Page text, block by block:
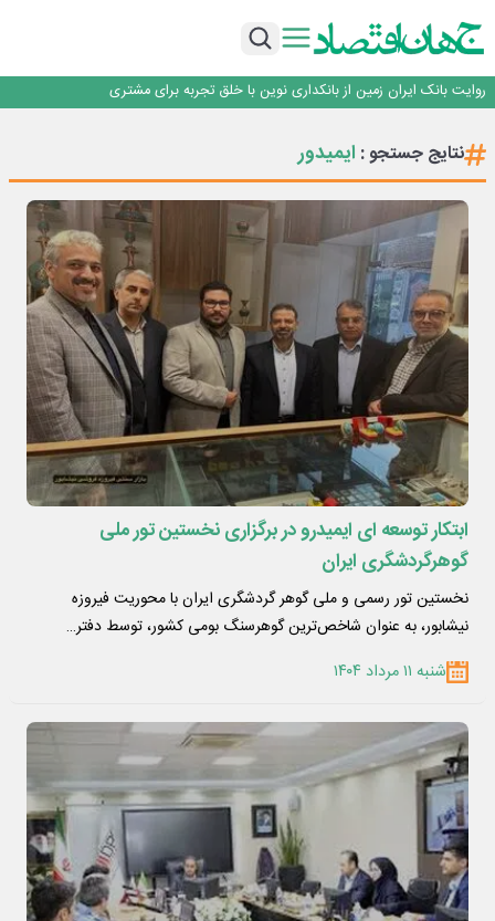
اجرای برنامه تحول بانک با تمرکز بر منابع پایدار، درآمدهای کارمزدی و بازسازی اعتماد
داد
روایت بانک ایران زمین از بانکداری نوین با خلق تجربه برای مشتری
سرپرست اداره کل روابط عمومی بیمه مرکزی منصوب شد
اجرای برنامه تحول بانک با تمرکز بر منابع پایدار، درآمدهای کارمزدی و بازسازی اعتماد
نتایج جستجو : ایمیدور
ابتکار توسعه ای ایمیدرو در برگزاری نخستین تور ملی
گوهرگردشگری ایران
نخستین تور رسمی و ملی گوهر گردشگری ایران با محوریت فیروزه
نیشابور، به عنوان شاخص‌ترین گوهرسنگ بومی کشور، توسط دفتر…
شنبه ۱۱ مرداد ۱۴۰۴